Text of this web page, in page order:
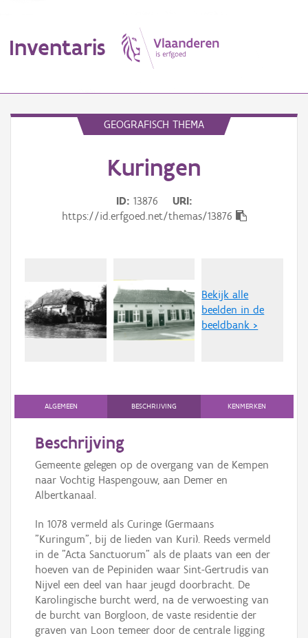
Inventaris
Gebeurtenis
Persoon of collectief
Aanmelden
GEOGRAFISCH THEMA
Kuringen
ID 13876
URI
https://id.erfgoed.net/themas/13876
Bekijk alle
beelden in de
beeldbank >
ALGEMEEN BESCHRIJVING KENMERKEN
Beschrijving
Gemeente gelegen op de overgang van de Kempen
naar Vochtig Haspengouw, aan Demer en
Albertkanaal.
In 1078 vermeld als Curinge (Germaans
"Kuringum", bij de lieden van Kuri). Reeds vermeld
in de "Acta Sanctuorum" als de plaats van een der
hoeven van de Pepiniden waar Sint-Gertrudis van
Nijvel een deel van haar jeugd doorbracht. De
Karolingische burcht werd, na de verwoesting van
de burcht van Borgloon, de vaste residentie der
graven van Loon temeer door de centrale ligging